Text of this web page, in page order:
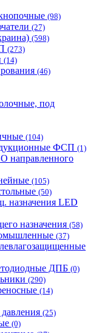
(98)
(27)
(598)
(273)
(14)
(46)
под
(104)
ФСП (1)
направленного
(105)
(50)
назначения LED
назначения (58)
(37)
ДПБ (0)
(290)
(14)
(25)
(0)